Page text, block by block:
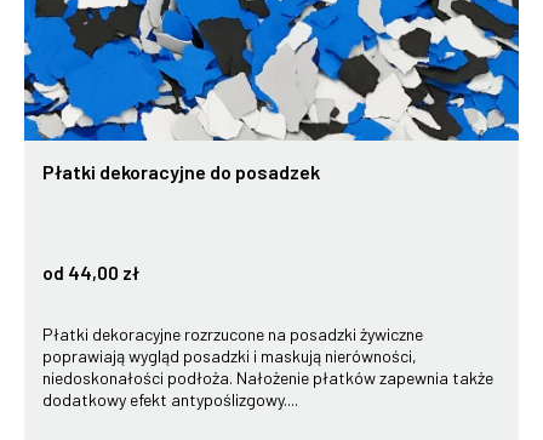
Płatki dekoracyjne do posadzek
od 44,00 zł
Płatki dekoracyjne rozrzucone na posadzki żywiczne
poprawiają wygląd posadzki i maskują nierówności,
niedoskonałości podłoża. Nałożenie płatków zapewnia także
dodatkowy efekt antypoślizgowy....